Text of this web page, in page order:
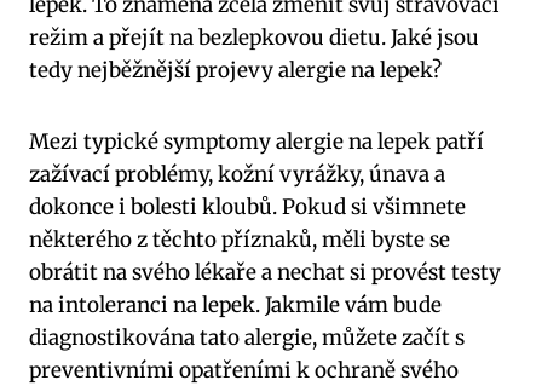
režim a přejít na bezlepkovou dietu. Jaké jsou
tedy nejběžnější projevy alergie na lepek?
Mezi typické symptomy alergie na lepek patří
zažívací problémy, kožní vyrážky, únava a
dokonce i bolesti kloubů. Pokud si všimnete
některého z těchto příznaků, měli byste se
obrátit na svého lékaře a nechat si provést testy
na intoleranci na lepek. Jakmile vám bude
diagnostikována tato alergie, můžete začít s
preventivními opatřeními k ochraně svého